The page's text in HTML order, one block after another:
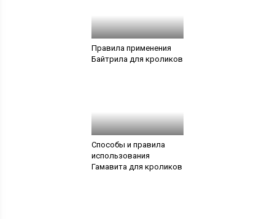
Правила применения
Байтрила для кроликов
Способы и правила
использования
Гамавита для кроликов